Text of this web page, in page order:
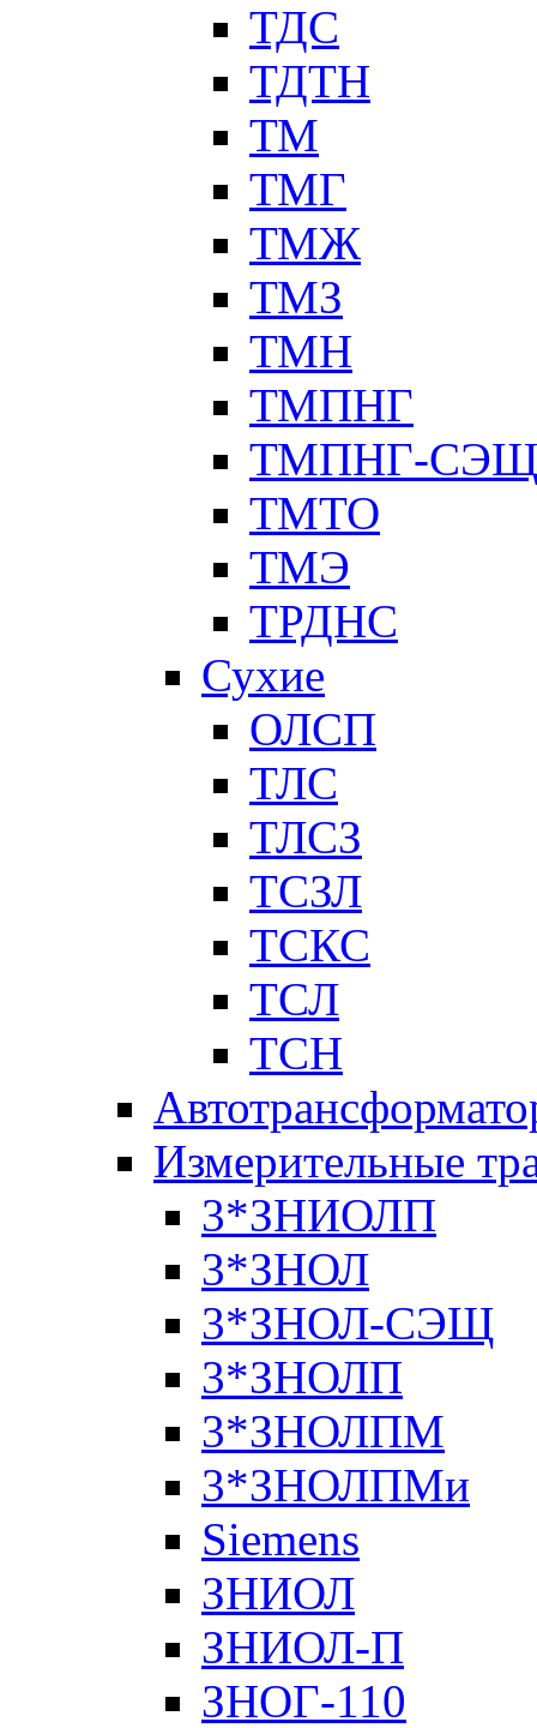
ТДС
ТДТН
ТМ
ТМГ
ТМЖ
ТМЗ
ТМН
ТМПНГ
ТМПНГ-СЭЩ
ТМТО
ТМЭ
ТРДНС
Сухие
ОЛСП
ТЛС
ТЛСЗ
ТСЗЛ
ТСКС
ТСЛ
ТСН
Измерительные
3*ЗНИОЛП
3*ЗНОЛ
3*ЗНОЛ-СЭЩ
3*ЗНОЛП
3*ЗНОЛПМ
3*ЗНОЛПМи
Siemens
ЗНИОЛ
ЗНИОЛ-П
ЗНОГ-110